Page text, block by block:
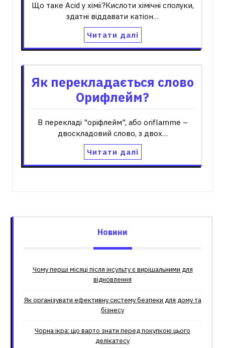
Що таке Acid у хімії?Кислоти хімічні сполуки,
здатні віддавати катіон…
Читати далі
Як перекладається слово
Орифлейм?
В перекладі "оріфлейм", або oriflamme –
двоскладовий слово, з двох…
Читати далі
Новини
Чому перші місяці після інсульту є вирішальними для
відновлення
Як організувати ефективну систему безпеки для дому та
бізнесу
Чорна ікра: що варто знати перед покупкою цього
делікатесу